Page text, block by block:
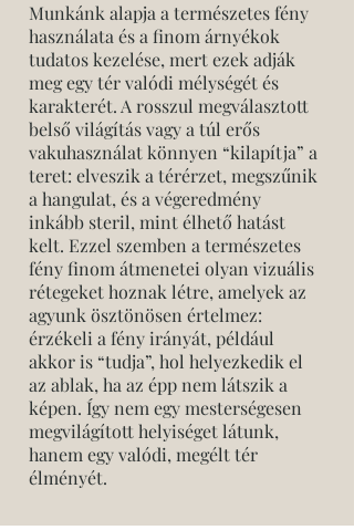
Munkánk alapja a természetes fény
használata és a finom árnyékok
tudatos kezelése, mert ezek adják
meg egy tér valódi mélységét és
karakterét. A rosszul megválasztott
belső világítás vagy a túl erős
vakuhasználat könnyen “kilapítja” a
teret: elveszik a térérzet, megszűnik
a hangulat, és a végeredmény
inkább steril, mint élhető hatást
kelt. Ezzel szemben a természetes
fény finom átmenetei olyan vizuális
rétegeket hoznak létre, amelyek az
agyunk ösztönösen értelmez:
érzékeli a fény irányát, például
akkor is “tudja”, hol helyezkedik el
az ablak, ha az épp nem látszik a
képen. Így nem egy mesterségesen
megvilágított helyiséget látunk,
hanem egy valódi, megélt tér
élményét.